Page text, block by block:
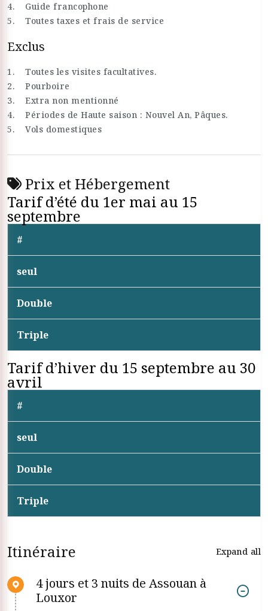
4. Guide francophone
5. Toutes taxes et frais de service
Exclus
1. Toutes les visites facultatives.
2. Pourboire
3. Extra non mentionné
4. Périodes de Haute saison : Nouvel An, Pâques.
5. Vols domestiques
Prix et Hébergement
Tarif d’été du 1er mai au 15
septembre
#
seul
Double
Triple
Tarif d’hiver du 15 septembre au 30
avril
#
seul
Double
Triple
Itinéraire Expand all
4 jours et 3 nuits de Assouan à
Louxor